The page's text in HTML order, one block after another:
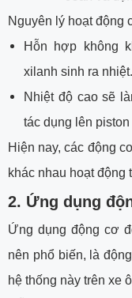
Nguyên lý hoạt động
Hỗn hợp không
xilanh sinh ra nhiệt.
Nhiệt độ cao sẽ
tác dụng lên
Hiện nay, các động
khác nhau hoạt động
2. Ứng dụng
Ứng dụng động cơ
nên phổ biến, là
hệ thống này trên xe